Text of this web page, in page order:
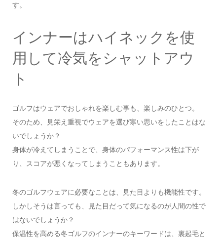
す。
インナーはハイネックを使
用して冷気をシャットアウ
ト
ゴルフはウェアでおしゃれを楽しむ事も、楽しみのひとつ。
そのため、見栄え重視でウェアを選び寒い思いをしたことはな
いでしょうか？
身体が冷えてしまうことで、身体のパフォーマンス性は下が
り、スコアが悪くなってしまうこともあります。
冬のゴルフウェアに必要なことは、見た目よりも機能性です。
しかしそうは言っても、見た目だって気になるのが人間の性で
はないでしょうか？
保温性を高める冬ゴルフのインナーのキーワードは、裏起毛と